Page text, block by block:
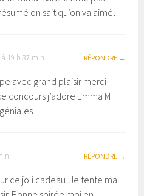
on sait qu’on va aimé…
19 h 37 min RÉPONDRE
avec grand plaisir merci
concours j’adore Emma M
RÉPONDRE
ce joli cadeau. Je tente ma